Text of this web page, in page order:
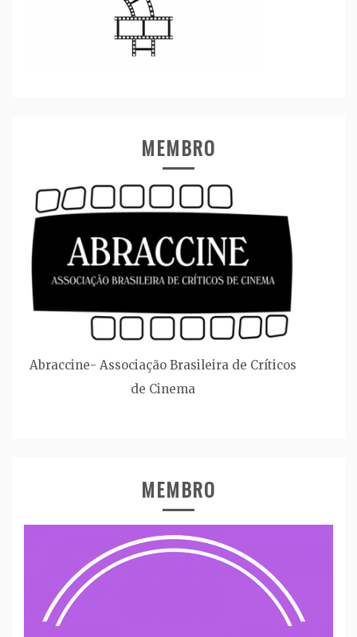
MEMBRO
Abraccine- Associação Brasileira de Críticos
de Cinema
MEMBRO